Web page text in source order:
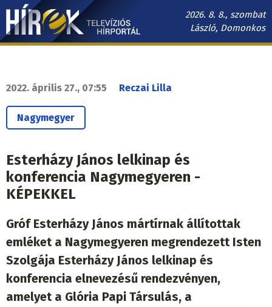
Ugrás
tartalomra
2026. 8. 8., szombat
László, Domonkos
Hírek.sk
navigáció
2022. április 27., 07:55 Reczai Lilla
Nagymegyer
Esterházy János lelkinap és
konferencia Nagymegyeren -
KÉPEKKEL
Gróf Esterházy János mártírnak állítottak
emléket a Nagymegyeren megrendezett Isten
Szolgája Esterházy János lelkinap és
konferencia elnevezésű rendezvényen,
amelyet a Glória Papi Társulás, a